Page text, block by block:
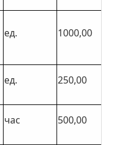
ед. 1000,00
ед. 250,00
час 500,00